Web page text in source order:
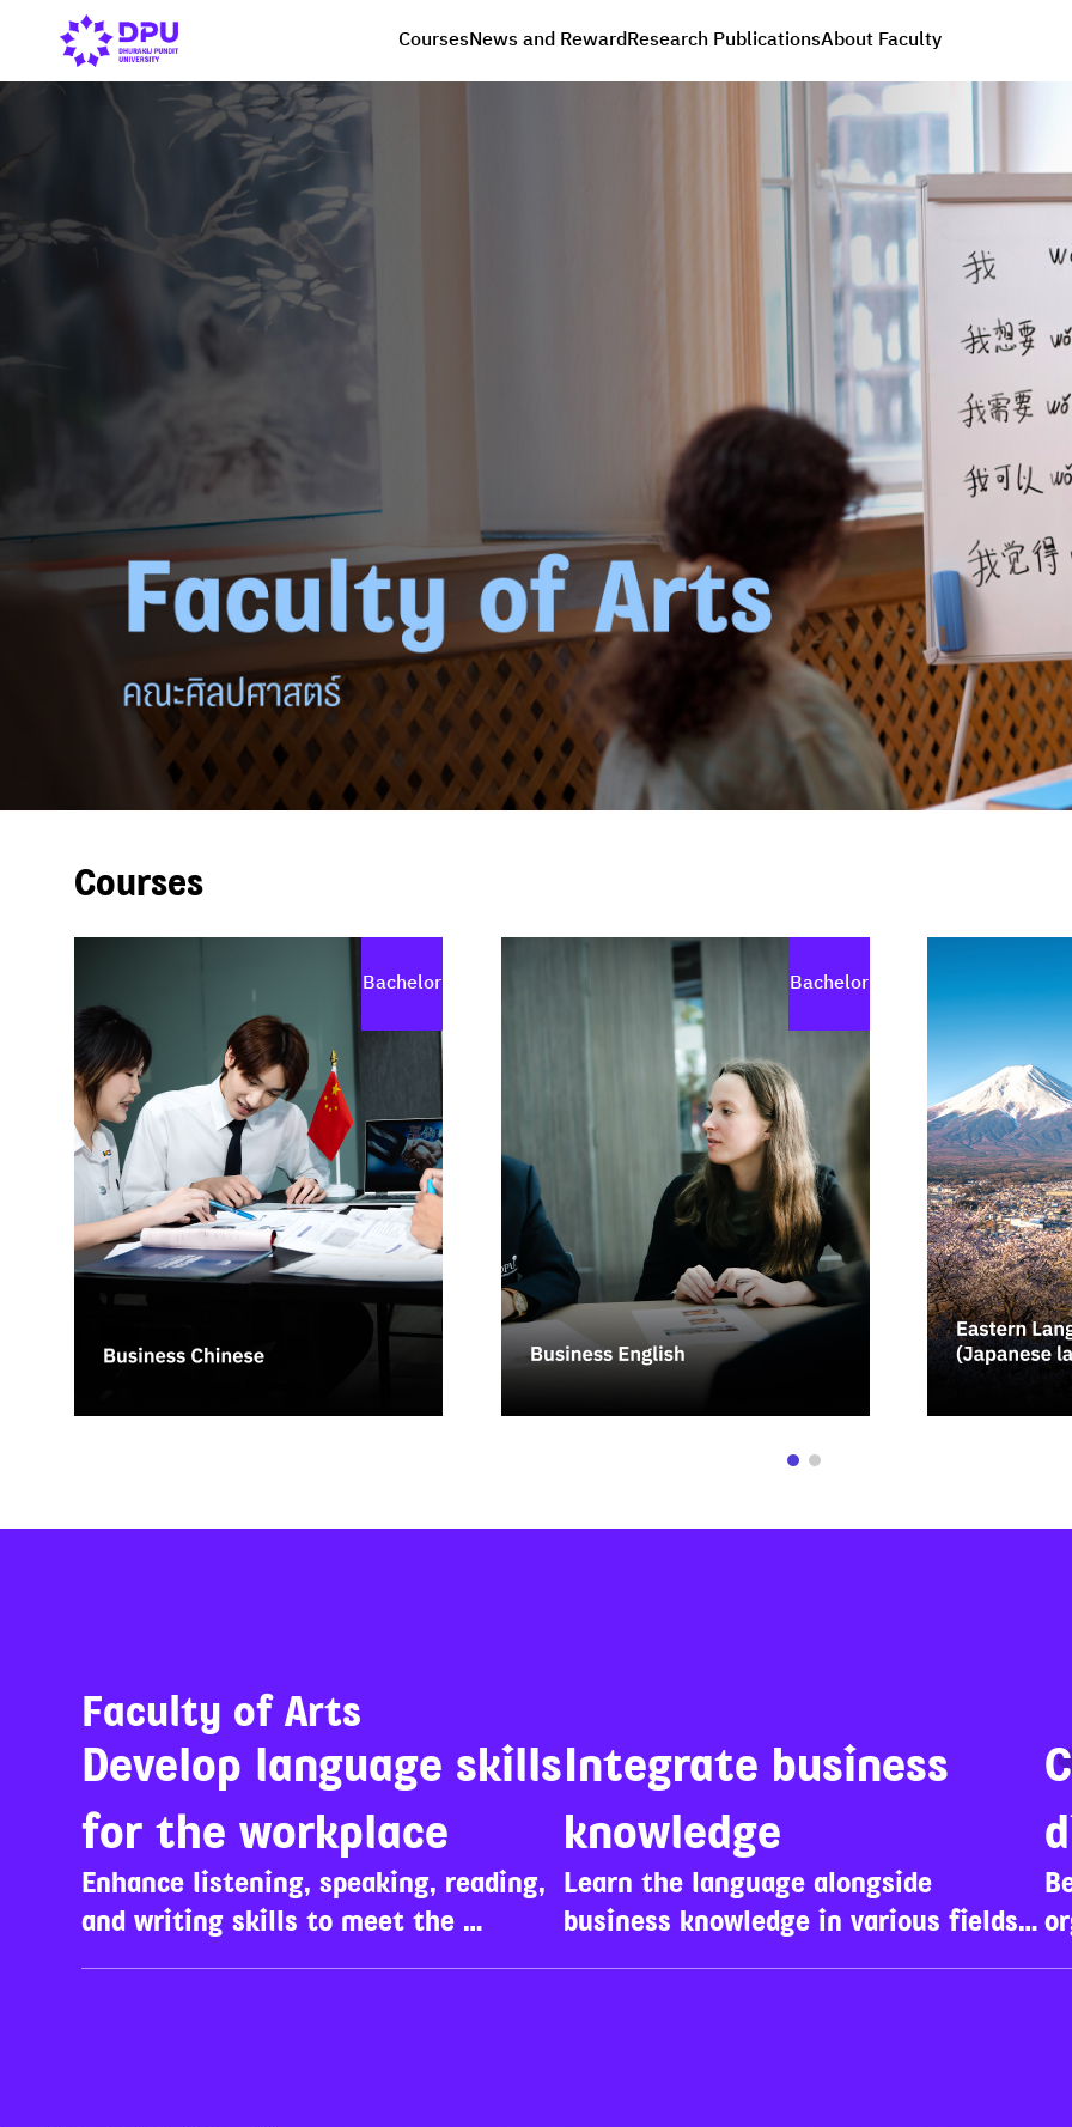
CoursesNews and RewardResearch PublicationsAbout Faculty
Courses
Bachelor Bachelor
Faculty of Arts
Develop language skills
for the workplace
Enhance listening, speaking, reading,
and writing skills to meet the
demands of the real working world
Integrate business
knowledge
Learn the language alongside
business knowledge in various fields
and entrepreneurship